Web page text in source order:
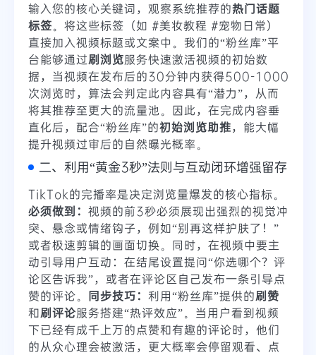
输入您的核心关键词，观察系统推荐的热门话题
标签。将这些标签（如 #美妆教程 #宠物日常）
直接加入视频标题或文案中。我们的“粉丝库”平
台能够通过刷浏览服务快速激活视频的初始数
据，当视频在发布后的30分钟内获得500-1000
次浏览时，算法会判定此内容具有“潜力”，从而
将其推荐至更大的流量池。因此，在完成内容垂
直化后，配合“粉丝库”的初始浏览助推，能大幅
提升视频过审后的自然曝光概率。
二、利用“黄金3秒”法则与互动闭环增强留存
TikTok的完播率是决定浏览量爆发的核心指标。
必须做到： 视频的前3秒必须展现出强烈的视觉冲
突、悬念或情绪钩子，例如“别再这样护肤了！”
或者极速剪辑的画面切换。同时，在视频中要主
动引导用户互动：在结尾设置提问“你选哪个？评
论区告诉我”，或者在评论区自己发布一条引导点
赞的评论。 同步技巧： 利用“粉丝库”提供的刷赞
和刷评论服务搭建“热评效应”。当用户看到视频
下已经有成千上万的点赞和有趣的评论时，他们
的从众心理会被激活，更大概率会停留观看、点